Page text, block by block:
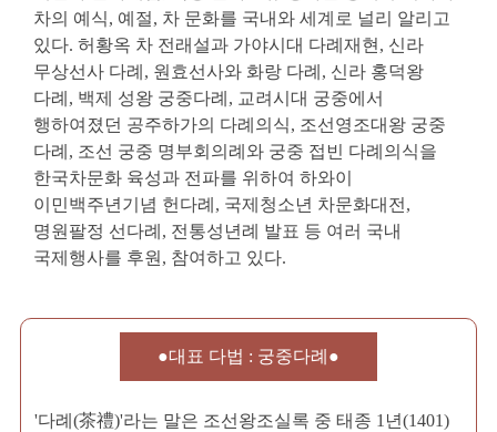
차의 예식, 예절, 차 문화를 국내와 세계로 널리 알리고
있다. 허황옥 차 전래설과 가야시대 다례재현, 신라
무상선사 다례, 원효선사와 화랑 다례, 신라 홍덕왕
다례, 백제 성왕 궁중다례, 교려시대 궁중에서
행하여졌던 공주하가의 다례의식, 조선영조대왕 궁중
다례, 조선 궁중 명부회의례와 궁중 접빈 다례의식을
한국차문화 육성과 전파를 위하여 하와이
이민백주년기념 헌다례, 국제청소년 차문화대전,
명원팔정 선다례, 전통성년례 발표 등 여러 국내
국제행사를 후원, 참여하고 있다.
●대표 다법 : 궁중다례●
'다례(茶禮)'라는 말은 조선왕조실록 중 태종 1년(1401)